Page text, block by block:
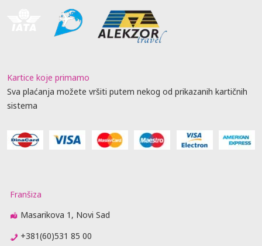
Kartice koje primamo
Sva plaćanja možete vršiti putem nekog od prikazanih kartičnih
sistema
Franšiza
Masarikova 1, Novi Sad
+381(60)531 85 00